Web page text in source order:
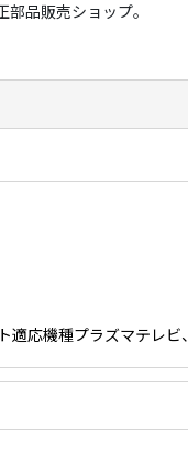
品販売ショップ。
適応機種プラズマテレ